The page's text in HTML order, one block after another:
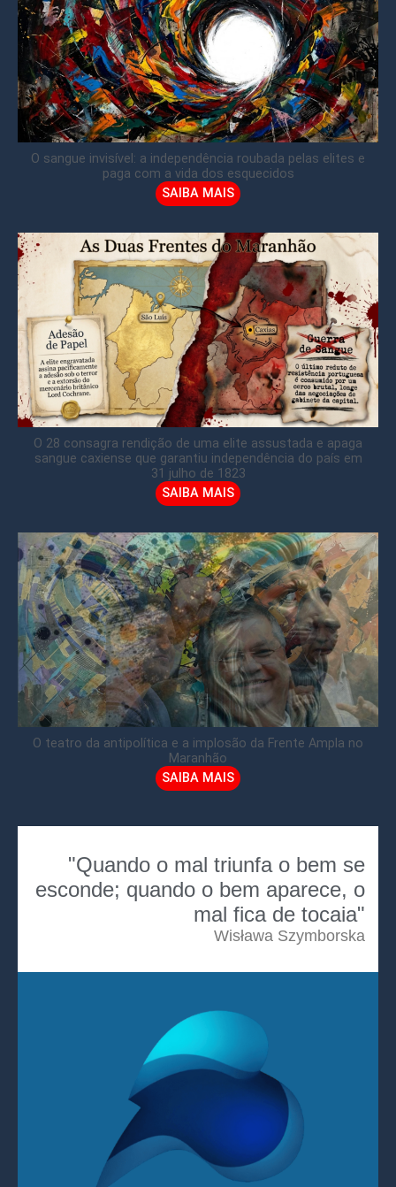
O sangue invisível: a independência roubada pelas elites e
paga com a vida dos esquecidos
SAIBA MAIS
O 28 consagra rendição de uma elite assustada e apaga
sangue caxiense que garantiu independência do país em
31 julho de 1823
SAIBA MAIS
O teatro da antipolítica e a implosão da Frente Ampla no
Maranhão
SAIBA MAIS
"Quando o mal triunfa o bem se
esconde; quando o bem aparece, o
mal fica de tocaia"
Wisława Szymborska